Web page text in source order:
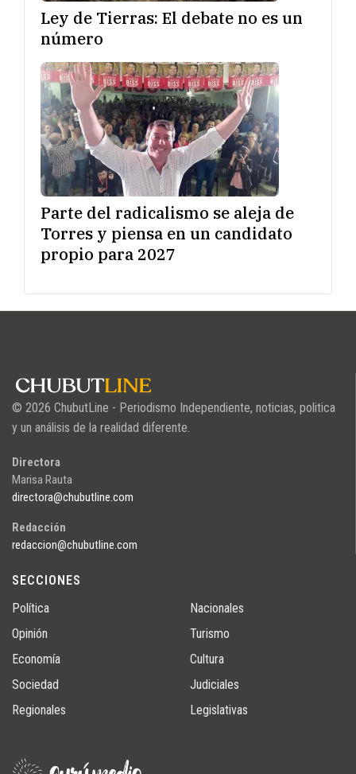
Ley de Tierras: El debate no es un
número
Parte del radicalismo se aleja de
Torres y piensa en un candidato
propio para 2027
© 2026 ChubutLine - Periodismo Independiente, noticias, politica
y un análisis de la realidad diferente.
Directora
Marisa Rauta
directora@chubutline.com
Redacción
redaccion@chubutline.com
SECCIONES
Política
Opinión
Economía
Sociedad
Regionales
Nacionales
Turismo
Cultura
Judiciales
Legislativas